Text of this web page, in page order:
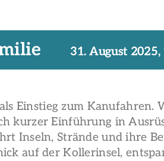
31. August 2025,
Einstieg zum Kanufahren.
kurzer Einführung in
Inseln, Strände und ihre
auf der Kollerinsel,